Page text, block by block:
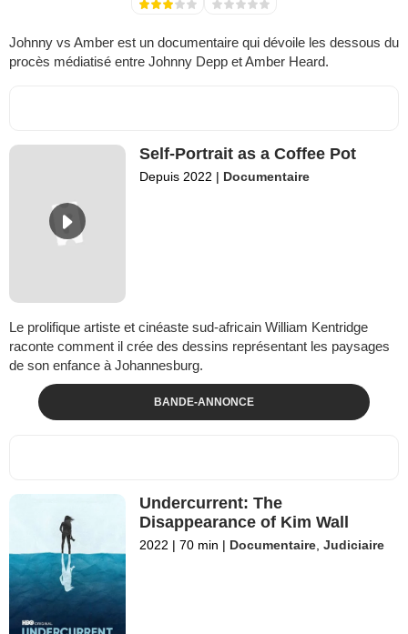
Johnny vs Amber est un documentaire qui dévoile les dessous du
procès médiatisé entre Johnny Depp et Amber Heard.
Self-Portrait as a Coffee Pot
Depuis 2022 | Documentaire
Le prolifique artiste et cinéaste sud-africain William Kentridge
raconte comment il crée des dessins représentant les paysages
de son enfance à Johannesburg.
BANDE-ANNONCE
Undercurrent: The
Disappearance of Kim Wall
2022 | 70 min | Documentaire,Judiciaire